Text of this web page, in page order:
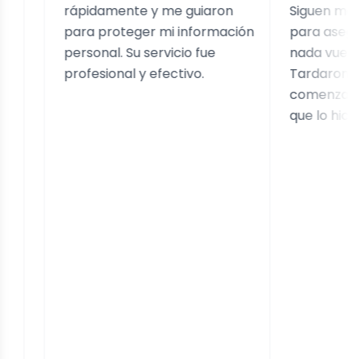
rápidamente y me guiaron
para proteger mi información
personal. Su servicio fue
profesional y efectivo.
Siguen
para asegurarse
nada vuelva a
Tardaron un
comenzar, pero
que lo hicieron